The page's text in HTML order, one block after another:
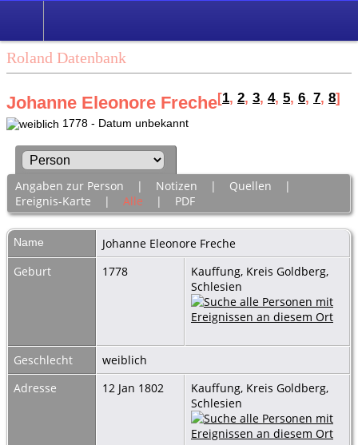
Roland Datenbank
Johanne Eleonore Freche[1, 2, 3, 4, 5, 6, 7, 8]
1778 - Datum unbekannt
Angaben zur Person | Notizen | Quellen |
Ereignis-Karte | Alle | PDF
Name Johanne Eleonore Freche
Geburt
1778
Kauffung, Kreis Goldberg,
Schlesien
Geschlecht
weiblich
Adresse
12 Jan 1802
Kauffung, Kreis Goldberg,
Schlesien